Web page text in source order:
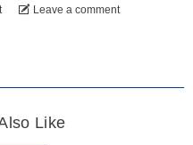
Leave a comment
Like